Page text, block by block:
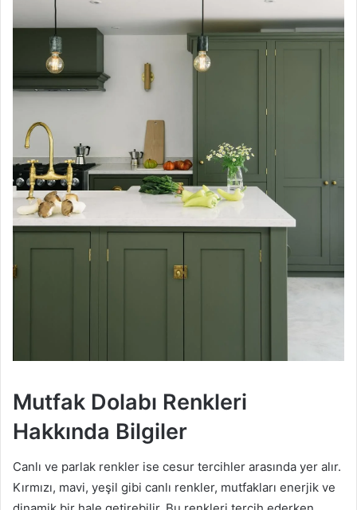
Mutfak Dolabı Renkleri
Hakkında Bilgiler
Canlı ve parlak renkler ise cesur tercihler arasında yer alır.
Kırmızı, mavi, yeşil gibi canlı renkler, mutfakları enerjik ve